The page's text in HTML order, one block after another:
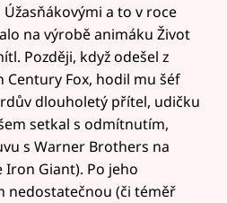
a to v roce
na výrobě animáku Život
Později, když odešel z
Fox, hodil mu šéf
dlouholetý přítel, udičku
setkal s odmítnutím,
s Warner Brothers na
Iron Giant). Po jeho
nedostatečnou (či téměř